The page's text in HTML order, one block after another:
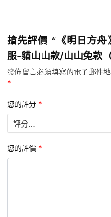
搶先評價 “《明日方
服-貓山山款/山山兔款
發佈留言必須填寫的電子郵件
*
您的評分 *
您的評價 *